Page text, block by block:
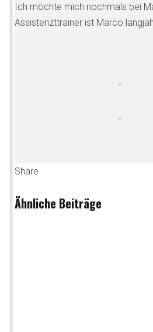
Ich möchte mich nochmals bei
Assistenzttrainer ist Marco
Share
Ähnliche Beiträge